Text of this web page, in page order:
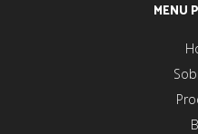
MENU